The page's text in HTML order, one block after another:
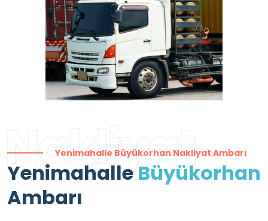
Nakliyat
Yenimahalle Büyükorhan Nakliyat Ambarı
Yenimahalle Büyükorhan
Ambarı